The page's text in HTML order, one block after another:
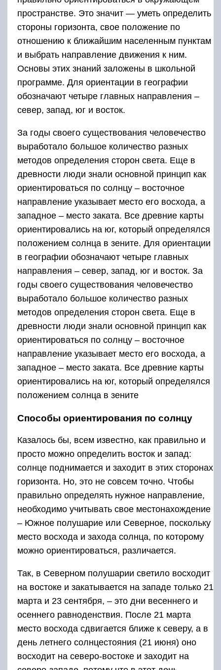
пространстве. Это значит — уметь определить
стороны горизонта, свое положение по
отношению к ближайшим населенным пунктам
и выбрать направление движения к ним.
Основы этих знаний заложены в школьной
программе. Для ориентации в географии
обозначают четыре главных направления –
север, запад, юг и восток.
За годы своего существования человечество
выработало большое количество разных
методов определения сторон света. Еще в
древности люди знали основной принцип как
ориентироваться по солнцу – восточное
направление указывает место его восхода, а
западное – место заката. Все древние карты
ориентировались на юг, который определялся
положением солнца в зените. Для ориентации
в географии обозначают четыре главных
направления – север, запад, юг и восток. За
годы своего существования человечество
выработало большое количество разных
методов определения сторон света. Еще в
древности люди знали основной принцип как
ориентироваться по солнцу – восточное
направление указывает место его восхода, а
западное – место заката. Все древние карты
ориентировались на юг, который определялся
положением солнца в зените
Способы ориентирования по солнцу
Казалось бы, всем известно, как правильно и
просто можно определить восток и запад:
солнце поднимается и заходит в этих сторонах
горизонта. Но, это не совсем точно. Чтобы
правильно определять нужное направление,
необходимо учитывать свое местонахождение
– Южное полушарие или Северное, поскольку
место восхода и захода солнца, по которому
можно ориентироваться, различается.
Так, в Северном полушарии светило восходит
на востоке и закатывается на западе только 21
марта и 23 сентября, – это дни весеннего и
осеннего равноденствия. После 21 марта
место восхода сдвигается ближе к северу, а в
день летнего солнцестояния (21 июня) оно
восходит на северо-востоке и заходит на